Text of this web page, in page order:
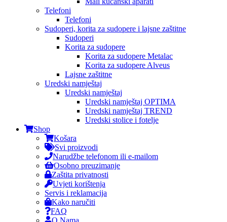
Telefoni
Telefoni
Sudoperi, korita za sudopere i lajsne zaštitne
Sudoperi
Korita za sudopere
Korita za sudopere Metalac
Korita za sudopere Alveus
Lajsne zaštitne
Uredski namještaj
Uredski namještaj
Uredski namještaj OPTIMA
Uredski namještaj TREND
Uredski stolice i fotelje
Shop
Košara
Svi proizvodi
Narudžbe telefonom ili e-mailom
Osobno preuzimanje
Zaštita privatnosti
Uvjeti korištenja
Servis i reklamacija
Kako naručiti
FAQ
O Nama